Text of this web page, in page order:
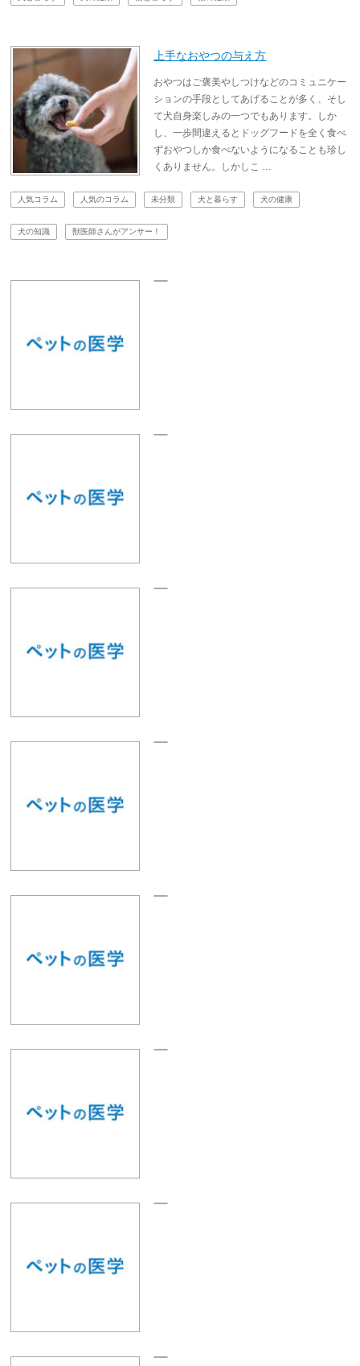
上手なおやつの与え方
おやつはご褒美やしつけなどのコミュニケー
ションの手段としてあげることが多く、そし
て犬自身楽しみの一つでもあります。しか
し、一歩間違えるとドッグフードを全く食べ
ずおやつしか食べないようになることも珍し
くありません。しかしこ …
人気コラム 人気のコラム 未分類 犬と暮らす 犬の健康
犬の知識 獣医師さんがアンサー！